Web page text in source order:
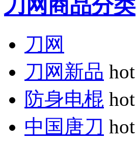
刀网商品分类
刀网
刀网新品 hot
防身电棍 hot
中国唐刀 hot